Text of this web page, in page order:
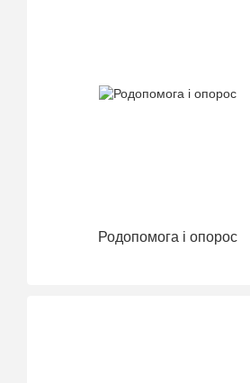
Родопомога і опорос